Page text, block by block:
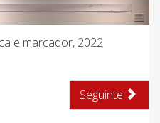
e marcador, 2022
Seguinte